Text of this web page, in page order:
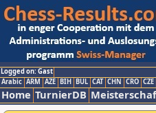
Logged on: Gast
Arabic ARM AZE BIH BUL CAT CHN CRO CZE
Home TurnierDB